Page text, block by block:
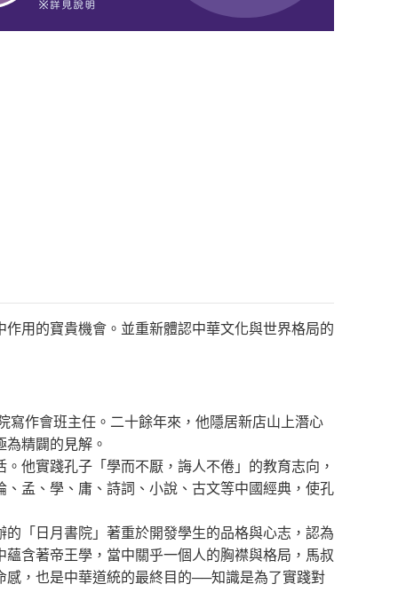
用的寶貴機會。並重新體認中華文化與世界格局的
寫作會班主任。二十餘年來，他隱居新店山上潛心
精闢的見解。
他實踐孔子「學而不厭，誨人不倦」的教育志向，
孟、學、庸、詩詞、小說、古文等中國經典，使孔
「日月書院」著重於開發學生的品格與心志，認為
含著帝王學，當中關乎一個人的胸襟與格局，馬叔
，也是中華道統的最終目的──知識是為了實踐對